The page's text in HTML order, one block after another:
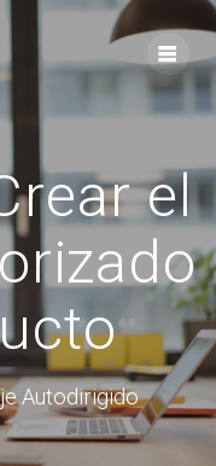
el
Autodirigido